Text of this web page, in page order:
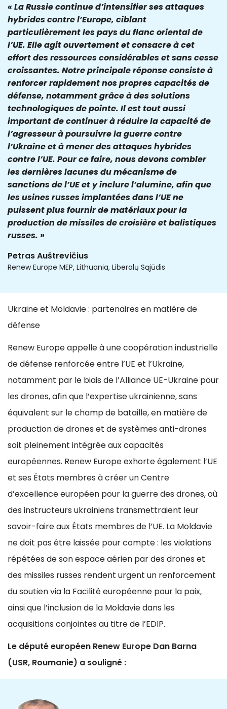
« La Russie continue d’intensifier ses attaques
hybrides contre l’Europe, ciblant
particulièrement les pays du flanc oriental de
l’UE. Elle agit ouvertement et consacre à cet
effort des ressources considérables et sans cesse
croissantes. Notre principale réponse consiste à
renforcer rapidement nos propres capacités de
défense, notamment grâce à des solutions
technologiques de pointe. Il est tout aussi
important de continuer à réduire la capacité de
l’agresseur à poursuivre la guerre contre
l’Ukraine et à mener des attaques hybrides
contre l’UE. Pour ce faire, nous devons combler
les dernières lacunes du mécanisme de
sanctions de l’UE et y inclure l’alumine, afin que
les usines russes implantées dans l’UE ne
puissent plus fournir de matériaux pour la
production de missiles de croisière et balistiques
russes. »
Petras Auštrevičius
Renew Europe MEP, Lithuania, Liberalų Sąjūdis
Ukraine et Moldavie : partenaires en matière de
défense
Renew Europe appelle à une coopération industrielle
de défense renforcée entre l’UE et l’Ukraine,
notamment par le biais de l’Alliance UE-Ukraine pour
les drones, afin que l’expertise ukrainienne, sans
équivalent sur le champ de bataille, en matière de
production de drones et de systèmes anti-drones
soit pleinement intégrée aux capacités
européennes. Renew Europe exhorte également l’UE
et ses États membres à créer un Centre
d’excellence européen pour la guerre des drones, où
des instructeurs ukrainiens transmettraient leur
savoir-faire aux États membres de l’UE. La Moldavie
ne doit pas être laissée pour compte : les violations
répétées de son espace aérien par des drones et
des missiles russes rendent urgent un renforcement
du soutien via la Facilité européenne pour la paix,
ainsi que l’inclusion de la Moldavie dans les
acquisitions conjointes au titre de l’EDIP.
Le député européen Renew Europe Dan Barna
(USR, Roumanie) a souligné :